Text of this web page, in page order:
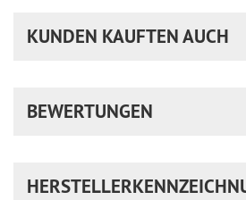
KUNDEN KAUFTEN AUCH
BEWERTUNGEN